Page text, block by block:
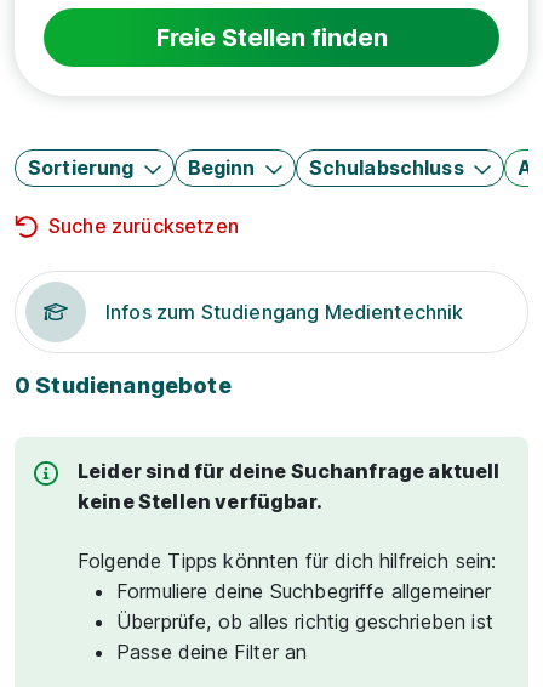
Freie Stellen finden
Sortierung Beginn Schulabschluss
Suche zurücksetzen
Infos zum Studiengang Medientechnik
0 Studienangebote
Leider sind für deine Suchanfrage aktuell
keine Stellen verfügbar.
Folgende Tipps könnten für dich hilfreich sein:
Formuliere deine Suchbegriffe allgemeiner
Überprüfe, ob alles richtig geschrieben ist
Passe deine Filter an